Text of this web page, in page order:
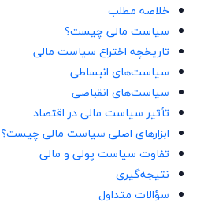
خلاصه مطلب
سیاست مالی چیست؟
تاریخچه اختراع سیاست مالی
سیاست‌های انبساطی
سیاست‌های انقباضی
تأثیر سیاست مالی در اقتصاد
ابزارهای اصلی سیاست مالی چیست؟
تفاوت سیاست پولی و مالی
نتیجه‌گیری
سؤالات متداول